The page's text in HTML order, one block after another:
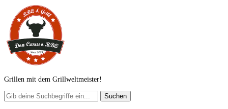
Grillen mit dem Grillweltmeister!